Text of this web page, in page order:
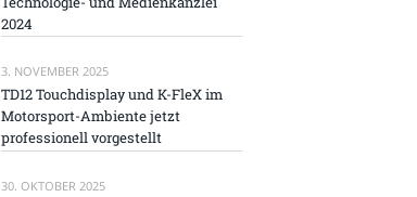
2024
3. NOVEMBER 2025
TD12 Touchdisplay und K-FleX im
Motorsport-Ambiente jetzt
professionell vorgestellt
30. OKTOBER 2025